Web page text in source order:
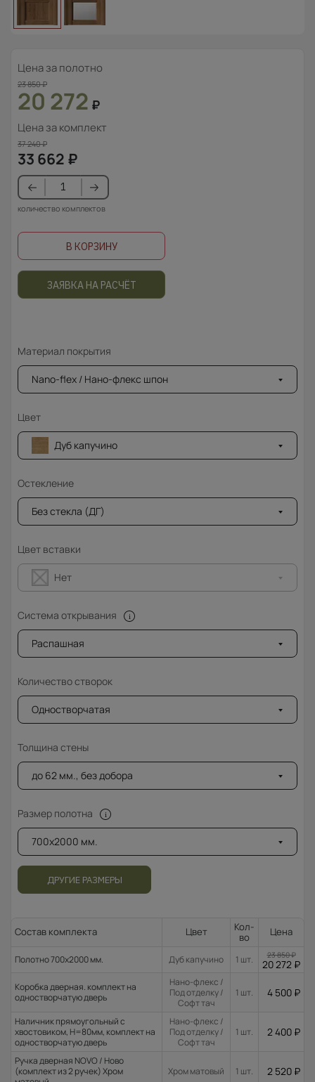
Цена за полотно
23 850₽
20 272 ₽
Цена за комплект
37 240₽
33 662 ₽
количество комплектов
В КОРЗИНУ
ЗАЯВКА НА РАСЧЁТ
Материал покрытия
Nano-flex / Нано-флекс шпон
Цвет
Дуб капучино
Остекление
Без стекла (ДГ)
Цвет вставки
Нет
Система открывания
Распашная
Количество створок
Одностворчатая
Толщина стены
до 62 мм., без добора
Размер полотна
700x2000 мм.
ДРУГИЕ РАЗМЕРЫ
Состав комплекта Цвет
Кол-
во
Цена
Полотно 700x2000 мм. Дуб капучино 1 шт. 23 850₽
20 272 ₽
Коробка дверная. комплект на
одностворчатую дверь
Нано-флекс /
Под отделку /
Софт тач
1 шт. 4 500 ₽
Наличник прямоугольный с
хвостовиком, H=80мм, комплект на
одностворчатую дверь
Нано-флекс /
Под отделку /
Софт тач
1 шт. 2 400 ₽
Ручка дверная NOVO / Ново
(комплект из 2 ручек) Хром
Хром матовый 1 шт. 2 520 ₽